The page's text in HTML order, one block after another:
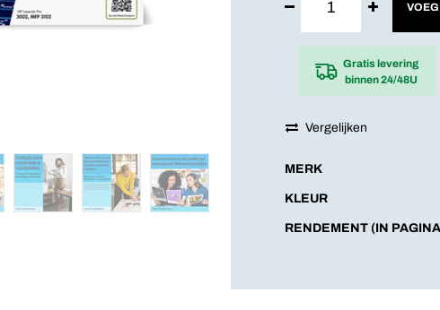
Gratis levering
binnen 24/48U
Vergelijken
MERK
KLEUR
RENDEMENT (IN